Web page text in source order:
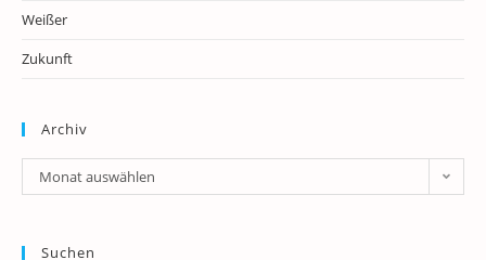
Weißer
Zukunft
Archiv
Archiv
Monat auswählen
Suchen